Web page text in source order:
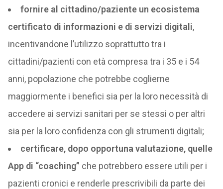
fornire al cittadino/paziente un ecosistema
certificato di informazioni e di servizi digitali,
incentivandone l’utilizzo soprattutto tra i
cittadini/pazienti con età compresa tra i 35 e i 54
anni, popolazione che potrebbe coglierne
maggiormente i benefici sia per la loro necessità di
accedere ai servizi sanitari per se stessi o per altri
sia per la loro confidenza con gli strumenti digitali;
certificare, dopo opportuna valutazione, quelle
App di “coaching” che potrebbero essere utili per i
pazienti cronici e renderle prescrivibili da parte dei